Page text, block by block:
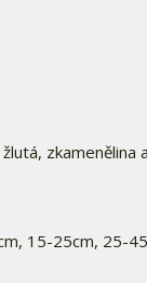
zkamenělina
15-25cm, 25-